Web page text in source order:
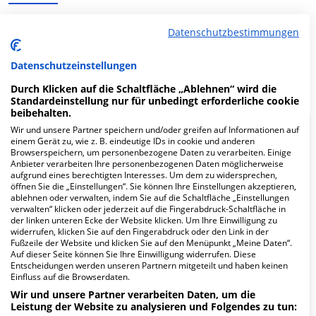
MVZ Fertility Center Berlin in der Spandauer Damm 130
ist ein medizinisches Versorgungszentrum in Berlin.
Mehr Informationen
FAQ
Hier ﬁnden Sie häuﬁg gestellte Fragen zu dieser Klinik.
Wie lautet die Adresse von MVZ Fertility
Center Berlin?
Spandauer Damm 130
14050 Berlin
Datenschutzbestimmungen
Datenschutzeinstellungen
Durch Klicken auf die Schaltfläche „Ablehnen“ wird die
Standardeinstellung nur für unbedingt erforderliche cookie
beibehalten.
Wir und unsere Partner speichern und/oder greifen auf Informationen auf
einem Gerät zu, wie z. B. eindeutige IDs in cookie und anderen
Browserspeichern, um personenbezogene Daten zu verarbeiten. Einige
Anbieter verarbeiten Ihre personenbezogenen Daten möglicherweise
aufgrund eines berechtigten Interesses. Um dem zu widersprechen,
öffnen Sie die „Einstellungen“. Sie können Ihre Einstellungen akzeptieren,
ablehnen oder verwalten, indem Sie auf die Schaltfläche „Einstellungen
verwalten“ klicken oder jederzeit auf die Fingerabdruck-Schaltfläche in
der linken unteren Ecke der Website klicken. Um Ihre Einwilligung zu
widerrufen, klicken Sie auf den Fingerabdruck oder den Link in der
Fußzeile der Website und klicken Sie auf den Menüpunkt „Meine Daten“.
Auf dieser Seite können Sie Ihre Einwilligung widerrufen. Diese
Entscheidungen werden unseren Partnern mitgeteilt und haben keinen
Einfluss auf die Browserdaten.
Wir und unsere Partner verarbeiten Daten, um die
Leistung der Website zu analysieren und Folgendes zu tun: